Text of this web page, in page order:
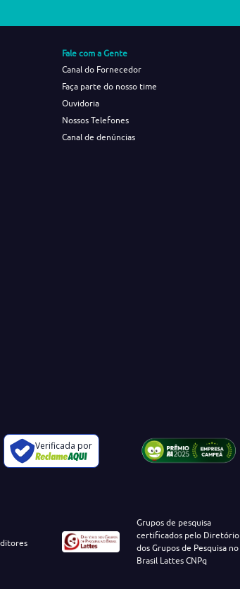
Fale com a Gente
Canal do Fornecedor
Faça parte do nosso time
Ouvidoria
Nossos Telefones
Canal de denúncias
Verificada por
Grupos de pesquisa
certificados pelo Diretório
dos Grupos de Pesquisa no
Brasil Lattes CNPq